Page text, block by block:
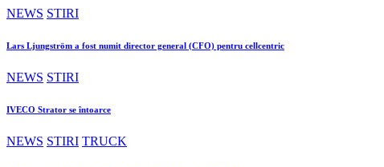
NEWS STIRI
Lars Ljungström a fost numit director general (CFO) pentru cellcentric
NEWS STIRI
IVECO Strator se întoarce
NEWS STIRI TRUCK